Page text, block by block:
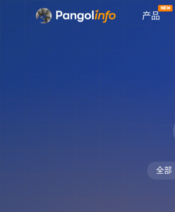
产品
全部